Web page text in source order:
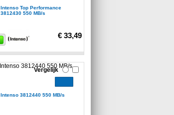
Intenso Top Performance
3812430 550 MB/s
€ 33,49
Intenso 3812440 550 MB/s
Vergelijk